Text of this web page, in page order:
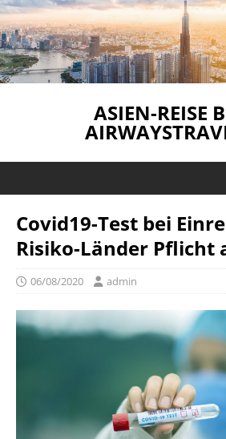
ASIEN-REISE
Covid19-Test bei
Risiko-Länder Pflicht
06/08/2020 admin